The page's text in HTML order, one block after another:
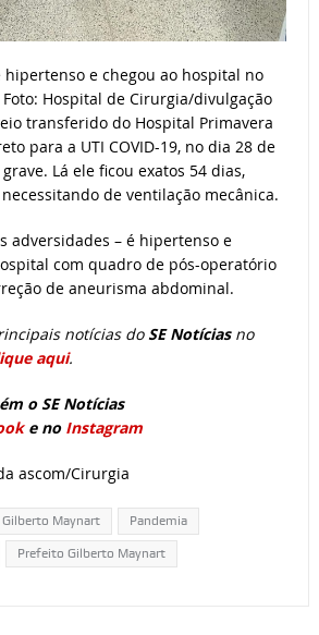
e chegou ao hospital no
Hospital de Cirurgia/divulgação
transferido do Hospital Primavera
para a UTI COVID-19, no dia 28 de
Lá ele ficou exatos 54 dias,
de ventilação mecânica.
adversidades – é hipertenso e
com quadro de pós-operatório
de aneurisma abdominal.
notícias do SE Notíciasno
aqui.
o SE Notícias
e no Instagram
ascom/Cirurgia
Gilberto Maynart Pandemia
Prefeito Gilberto Maynart